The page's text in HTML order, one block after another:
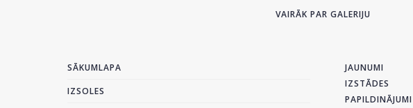
VAIRĀK PAR GALERIJU
SĀKUMLAPA
IZSOLES
JAUNUMI
IZSTĀDES
PAPILDINĀJUMI